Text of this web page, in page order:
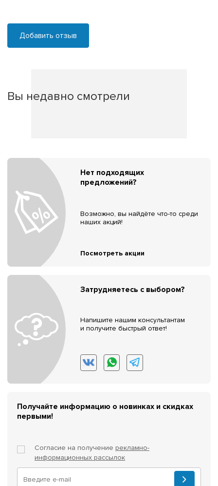
Добавить отзыв
Вы недавно смотрели
Нет подходящих
предложений?
Возможно, вы найдёте что-то среди
наших акций!
Посмотреть акции
Затрудняетесь с выбором?
Напишите нашим консультантам
и получите быстрый ответ!
Получайте информацию о новинках и скидках
первыми!
Согласие на получение рекламно-
информационных рассылок